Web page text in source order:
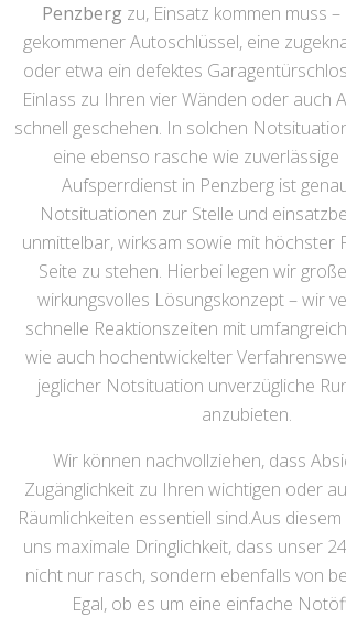
Penzberg zu, Einsatz kommen muss
gekommener Autoschlüssel, eine
oder etwa ein defektes
Einlass zu Ihren vier Wänden oder auch
schnell geschehen. In solchen
eine ebenso rasche wie zuverlässige
Aufsperrdienst in Penzberg ist
Notsituationen zur Stelle und
unmittelbar, wirksam sowie mit höchster
Seite zu stehen. Hierbei legen wir
wirkungsvolles Lösungskonzept – wir
schnelle Reaktionszeiten mit
wie auch hochentwickelter
jeglicher Notsituation unverzügliche
anzubieten.
Wir können nachvollziehen, dass
Zugänglichkeit zu Ihren wichtigen oder
Räumlichkeiten essentiell sind.Aus
uns maximale Dringlichkeit, dass unser
nicht nur rasch, sondern ebenfalls von
Egal, ob es um eine einfache